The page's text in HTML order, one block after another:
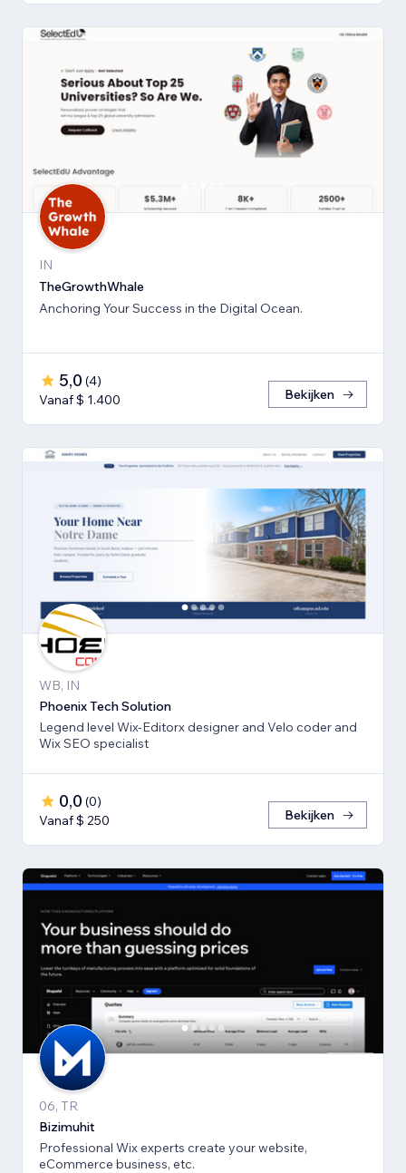
IN
TheGrowthWhale
Anchoring Your Success in the Digital Ocean.
5,0 (4)
Vanaf $ 1.400
Bekijken
WB, IN
Phoenix Tech Solution
Legend level Wix-Editorx designer and Velo coder and
Wix SEO specialist
0,0 (0)
Vanaf $ 250
Bekijken
06, TR
Bizimuhit
Professional Wix experts create your website,
eCommerce business, etc.